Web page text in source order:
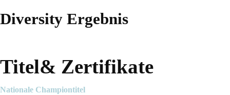
Diversity Ergebnis
Titel& Zertifikate
Nationale Championtitel